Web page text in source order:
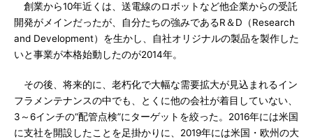
創業から10年近くは、送電線のロボットなど他企業からの受託
開発がメインだったが、自分たちの強みであるR＆D（Research
and Development）を生かし、自社オリジナルの製品を製作した
いと事業が本格始動したのが2014年。
その後、将来的に、老朽化で大幅な需要拡大が見込まれるイン
フラメンテナンスの中でも、とくに他の会社が着目していない、
3～6インチの“配管点検”にターゲットを絞った。2016年には米国
に支社を開設したことを足掛かりに、2019年には米国・欧州の大